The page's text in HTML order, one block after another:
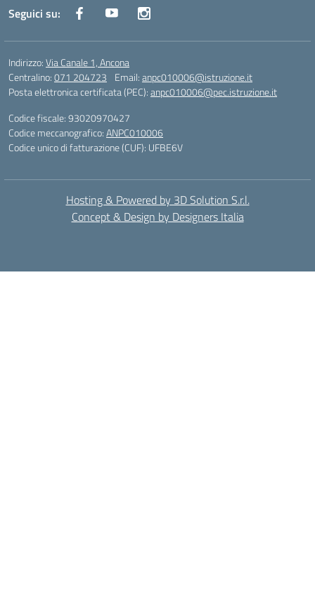
Seguici su:
Indirizzo:Via Canale 1, Ancona
Centralino:071 204723 Email:anpc010006@istruzione.it
Posta elettronica certificata (PEC):anpc010006@pec.istruzione.it
Codice fiscale: 93020970427
Codice meccanografico:ANPC010006
Codice unico di fatturazione (CUF): UFBE6V
Hosting & Powered by 3D Solution S.r.l.
Concept & Design by Designers Italia